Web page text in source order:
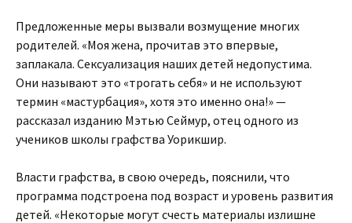
Предложенные меры вызвали возмущение многих
родителей. «Моя жена, прочитав это впервые,
заплакала. Сексуализация наших детей недопустима.
Они называют это «трогать себя» и не используют
термин «мастурбация», хотя это именно она!» —
рассказал изданию Мэтью Сеймур, отец одного из
учеников школы графства Уорикшир.
Власти графства, в свою очередь, пояснили, что
программа подстроена под возраст и уровень развития
детей. «Некоторые могут счесть материалы излишне